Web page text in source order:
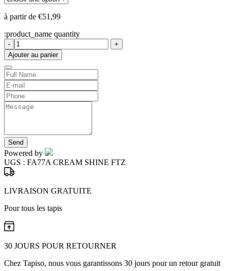
à partir de €51,99
:product_name quantity
-
+
Ajouter au panier
Send
Powered by
UGS : FA77A CREAM SHINE FTZ
LIVRAISON GRATUITE
Pour tous les tapis
30 JOURS POUR RETOURNER
Chez Tapiso, nous vous garantissons 30 jours pour un retour gratuit